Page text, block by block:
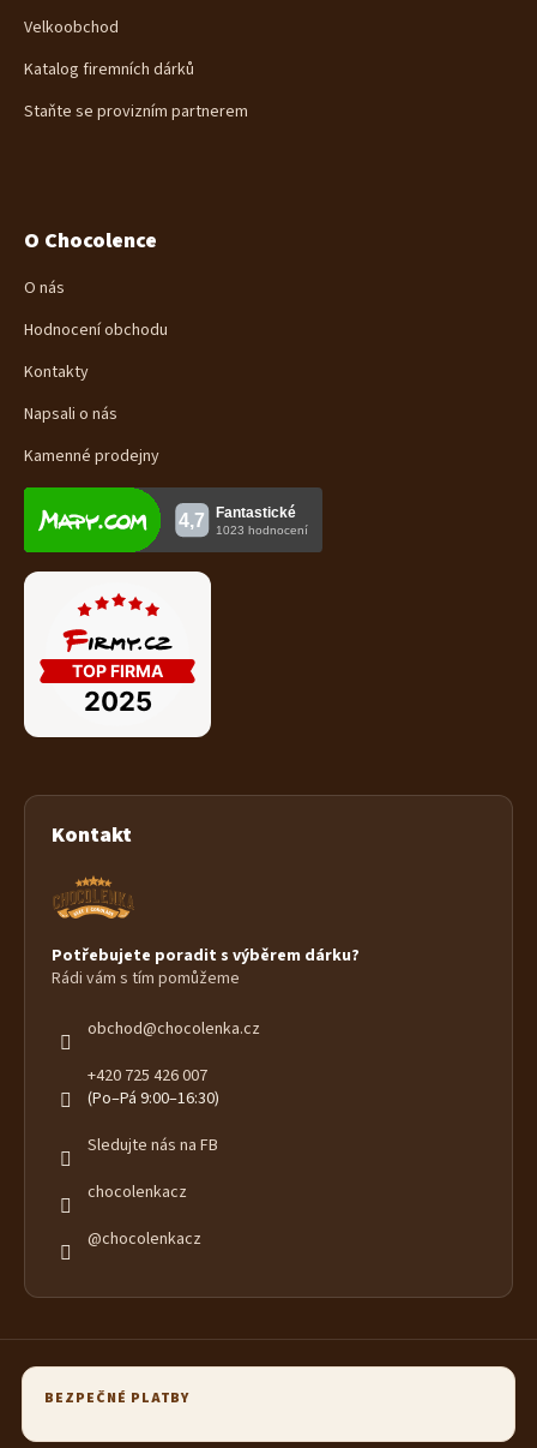
Velkoobchod
Katalog firemních dárků
Staňte se provizním partnerem
O Chocolence
O nás
Hodnocení obchodu
Kontakty
Napsali o nás
Kamenné prodejny
Kontakt
Potřebujete poradit s výběrem dárku?
Rádi vám s tím pomůžeme
obchod@chocolenka.cz
+420 725 426 007
(Po–Pá 9:00–16:30)
Sledujte nás na FB
chocolenkacz
@chocolenkacz
BEZPEČNÉ PLATBY